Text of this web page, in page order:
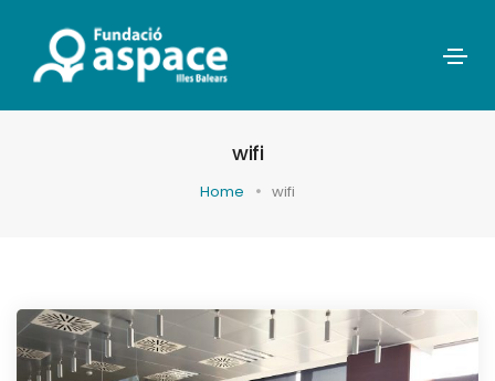
wifi
Home wifi